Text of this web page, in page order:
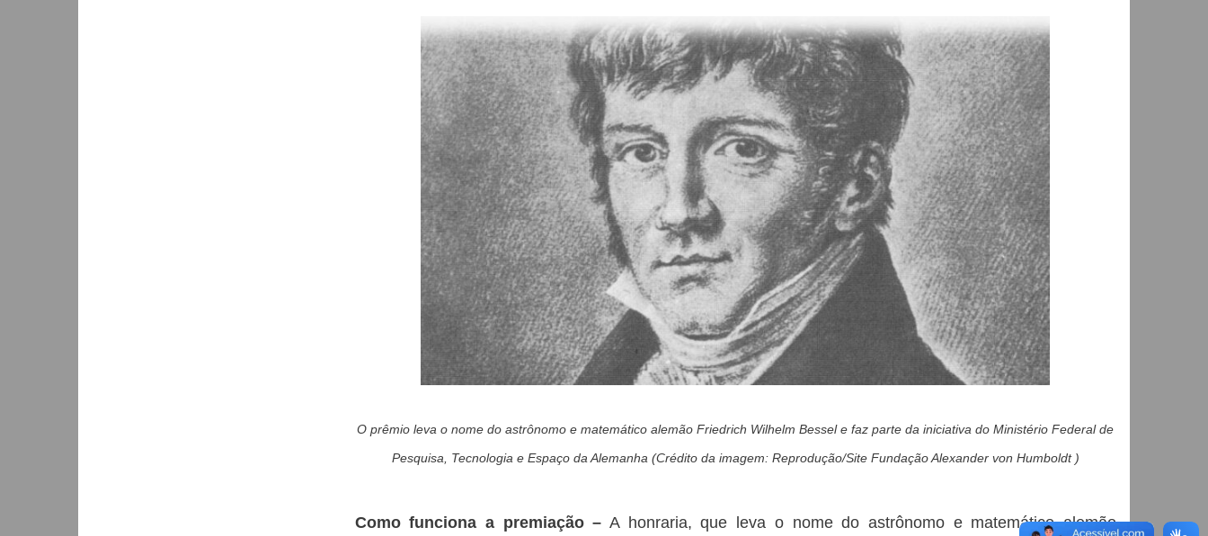
O prêmio leva o nome do astrônomo e matemático alemão Friedrich Wilhelm Bessel e faz parte da iniciativa do Ministério Federal de
Pesquisa, Tecnologia e Espaço da Alemanha (Crédito da imagem: Reprodução/Site Fundação Alexander von Humboldt )
Como funciona a premiação – A honraria, que leva o nome do astrônomo e matemático alemão